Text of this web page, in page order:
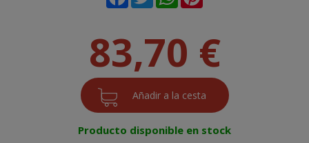
83,70 €
Producto disponible en stock